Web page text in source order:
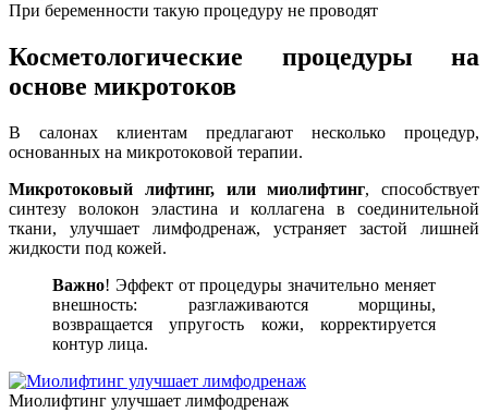
При беременности такую процедуру не проводят
Косметологические процедуры на
основе микротоков
В салонах клиентам предлагают несколько процедур,
основанных на микротоковой терапии.
Микротоковый лифтинг, или миолифтинг, способствует
синтезу волокон эластина и коллагена в соединительной
ткани, улучшает лимфодренаж, устраняет застой лишней
жидкости под кожей.
Важно! Эффект от процедуры значительно меняет
внешность: разглаживаются морщины,
возвращается упругость кожи, корректируется
контур лица.
Миолифтинг улучшает лимфодренаж